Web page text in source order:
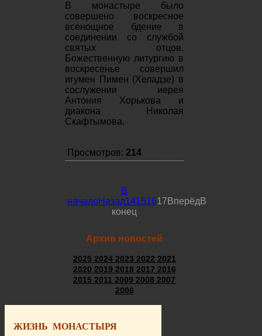
В монастыре было
совершено воскресное
всенощное бдение в
соединении со службой
святых отцов.
Божественную литургию в
воскресенье совершил
игумен Пимен (Хеладзе) в
сослужении иерея
Антония Хорькова и
диакона Николая
Скафтымова.
Просмотров: 214
В
началоНазад14151617 Вперёд В
конец
Архив новостей
2025 2024 2023 2022 2021
2020 2019 2018 2017 2016
2015 2011 2009 2008 2007
2006
ЖИЗНЬ МОНАСТЫРЯ